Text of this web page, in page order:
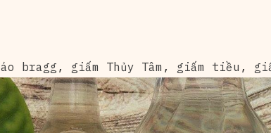
bragg, giấm Thủy Tâm , giấm tiều ,